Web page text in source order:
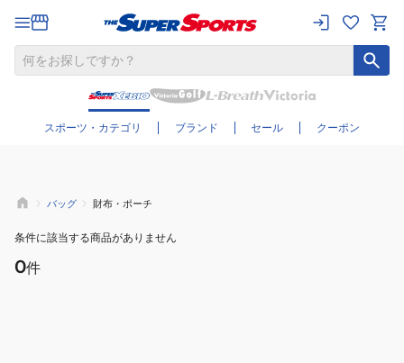
スポーツ・カテゴリ ブランド セール クーポン
さらに絞り込む
バッグ 財布・ポーチ
条件に該当する商品がありません
0件